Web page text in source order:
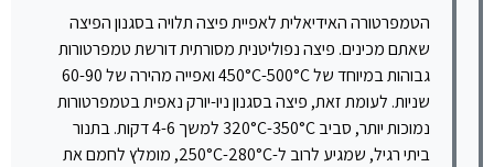
הטמפרטורה האידיאלית לאפיית פיצה תלויה בסגנון הפיצה
שאתם מכינים. פיצה נפוליטנית מסורתית דורשת טמפרטורות
גבוהות במיוחד של 450°C-500°C ואפייה מהירה של 60-90
שניות. לעומת זאת, פיצה בסגנון ניו-יורק נאפית בטמפרטורות
נמוכות יותר, סביב 320°C-350°C למשך 4-6 דקות. בתנור
ביתי רגיל, שמגיע לרוב ל-250°C-280°C, מומלץ לחמם את